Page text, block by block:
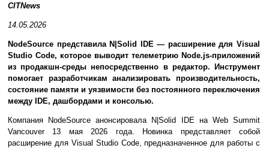
CITNews
14.05.2026
NodeSource представила N|Solid IDE — расширение для Visual
Studio Code, которое выводит телеметрию Node.js-приложений
из продакшн-среды непосредственно в редактор. Инструмент
помогает разработчикам анализировать производительность,
состояние памяти и уязвимости без постоянного переключения
между IDE, дашбордами и консолью.
Компания NodeSource анонсировала N|Solid IDE на Web Summit
Vancouver 13 мая 2026 года. Новинка представляет собой
расширение для Visual Studio Code, предназначенное для работы с